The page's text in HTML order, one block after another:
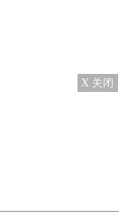
X 关闭